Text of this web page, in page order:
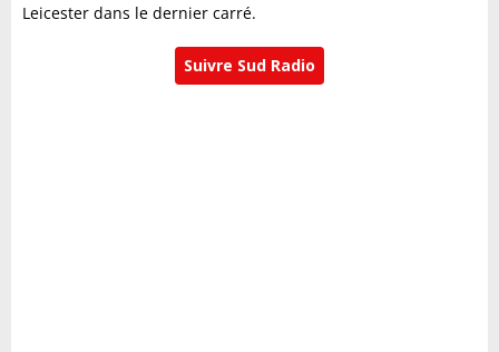
Leicester dans le dernier carré.
Suivre Sud Radio